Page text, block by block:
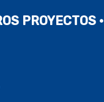
PROYECTOS •